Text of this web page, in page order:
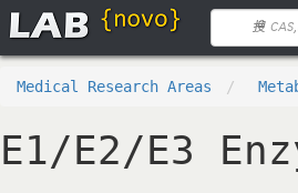
Medical Research Areas
E1/E2/E3